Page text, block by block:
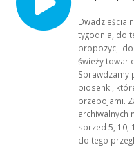
Dwadzieścia
tygodnia, do
propozycji do
świeży towar
Sprawdzamy
piosenki,
przebojami.
archiwalnych
sprzed 5, 10,
do tego